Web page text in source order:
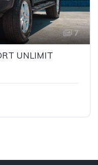
7
UNLIMIT